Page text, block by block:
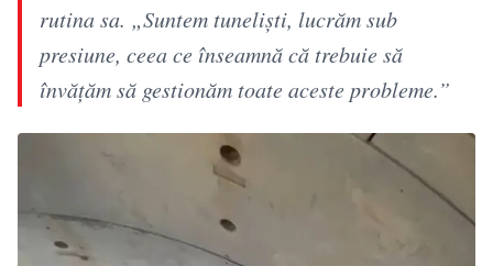
rutina sa. „Suntem tuneliști, lucrăm sub
presiune, ceea ce înseamnă că trebuie să
învățăm să gestionăm toate aceste probleme.”